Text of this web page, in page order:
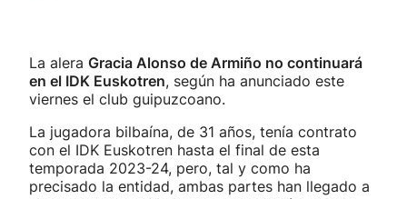
La alera Gracia Alonso de Armiño no continuará
en el IDK Euskotren, según ha anunciado este
viernes el club guipuzcoano.
La jugadora bilbaína, de 31 años, tenía contrato
con el IDK Euskotren hasta el final de esta
temporada 2023-24, pero, tal y como ha
precisado la entidad, ambas partes han llegado a